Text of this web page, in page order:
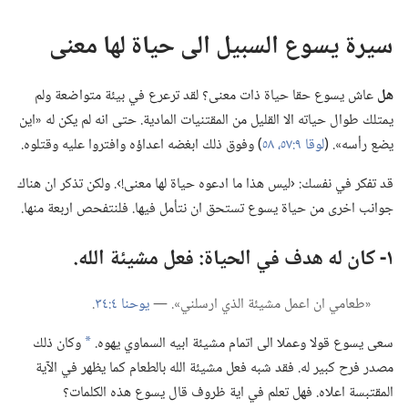
سيرة يسوع السبيل الى حياة لها معنى
هلعاش يسوع حقا حياة ذات معنى؟‏ لقد ترعرع في بيئة متواضعة ولم
يمتلك طوال حياته الا القليل من المقتنيات المادية.‏ حتى انه لم يكن له «اين
يضع رأسه».‏ (‏لوقا ٩:‏​٥٧،‏ ٥٨
‏)‏ وفوق ذلك ابغضه اعداؤه وافتروا عليه وقتلوه.‏
قد تفكر في نفسك:‏ ‹ليس هذا ما ادعوه حياة لها معنى!‏›.‏ ولكن تذكر ان هناك
جوانب اخرى من حياة يسوع تستحق ان نتأمل فيها.‏ فلنتفحص اربعة منها.‏
١-‏ كان له هدف في الحياة:‏ فعل مشيئة الله.‏
‏«طعامي ان اعمل مشيئة الذي ارسلني».‏ —‏يوحنا ٤:‏٣٤
‏.‏
سعى يسوع قولا وعملا الى اتمام مشيئة ابيه السماوي يهوه.‏ * وكان ذلك
مصدر فرح كبير له.‏ فقد شبه فعل مشيئة الله بالطعام كما يظهر في الآية
المقتبسة اعلاه.‏ فهل تعلم في اية ظروف قال يسوع هذه الكلمات؟‏